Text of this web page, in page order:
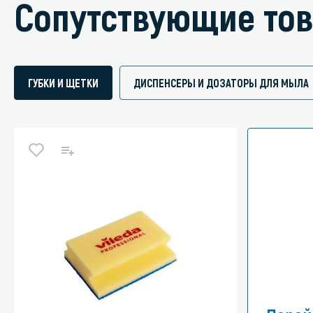
Сопутствующие
ГУБКИ И ЩЕТКИ ДИСПЕНСЕРЫ И ДОЗАТОРЫ ДЛЯ МЫЛА